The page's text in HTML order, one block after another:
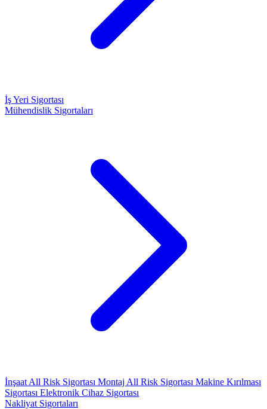
İş Yeri Sigortası
Mühendislik Sigortaları
İnşaat All Risk Sigortası Montaj All Risk Sigortası Makine Kırılması
Sigortası Elektronik Cihaz Sigortası
Nakliyat Sigortaları